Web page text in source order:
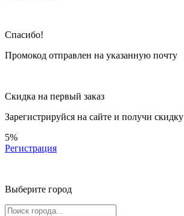
Спасибо!
Промокод отправлен на указанную почту
Скидка на первый заказ
Зарегистрируйся на сайте и получи скидку
5%
Регистрация
Выберите город